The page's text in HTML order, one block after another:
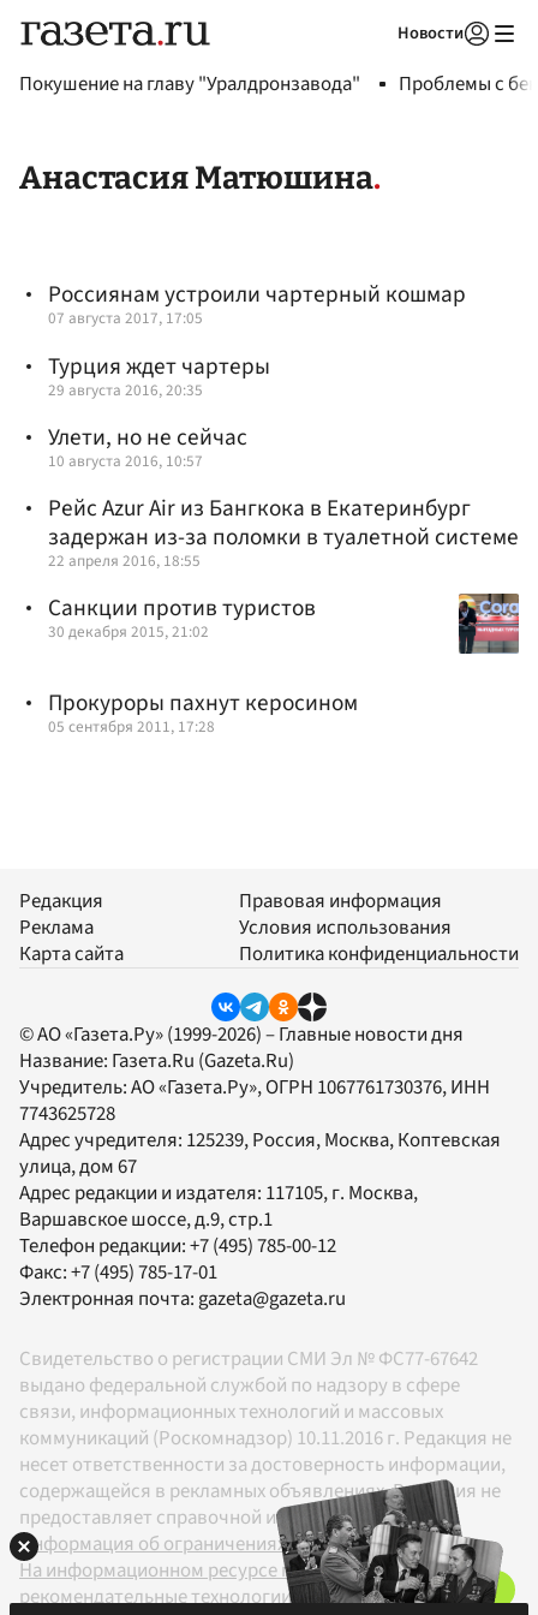
Новости
Покушение на главу "Уралдронзавода" Проблемы с
Анастасия Матюшина
Россиянам устроили чартерный кошмар
07 августа 2017, 17:05
Турция ждет чартеры
29 августа 2016, 20:35
Улети, но не сейчас
10 августа 2016, 10:57
Рейс Azur Air из Бангкока в Екатеринбург
задержан из-за поломки в туалетной системе
22 апреля 2016, 18:55
Санкции против туристов
30 декабря 2015, 21:02
Прокуроры пахнут керосином
05 сентября 2011, 17:28
Редакция
Реклама
Карта сайта
Правовая информация
Условия использования
Политика конфиденциальности
© АО «Газета.Ру» (1999-2026) – Главные новости дня
Название: Газета.Ru (Gazeta.Ru)
Учредитель:АО «Газета.Ру», ОГРН 1067761730376, ИНН
7743625728
Адрес учредителя: 125239, Россия, Москва, Коптевская
улица, дом 67
Адрес редакции и издателя: 117105, г. Москва,
Варшавское шоссе, д.9, стр.1
Телефон редакции:+7 (495) 785-00-12
Факс:+7 (495) 785-17-01
Электронная почта: gazeta@gazeta.ru
Свидетельство о регистрации СМИ Эл № ФС77-67642
выдано федеральной службой по надзору в сфере
связи, информационных технологий и массовых
коммуникаций (Роскомнадзор) 10.11.2016 г. Редакция не
несет ответственности за достоверность информации,
содержащейся в рекламных объявлениях. Редакция не
предоставляет справочной информации.
Информация об ограничениях
На информационном ресурсе применяются
рекомендательные технологии в соответствии с